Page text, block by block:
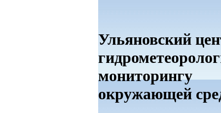
Ульяновский
мониторингу
окружающей